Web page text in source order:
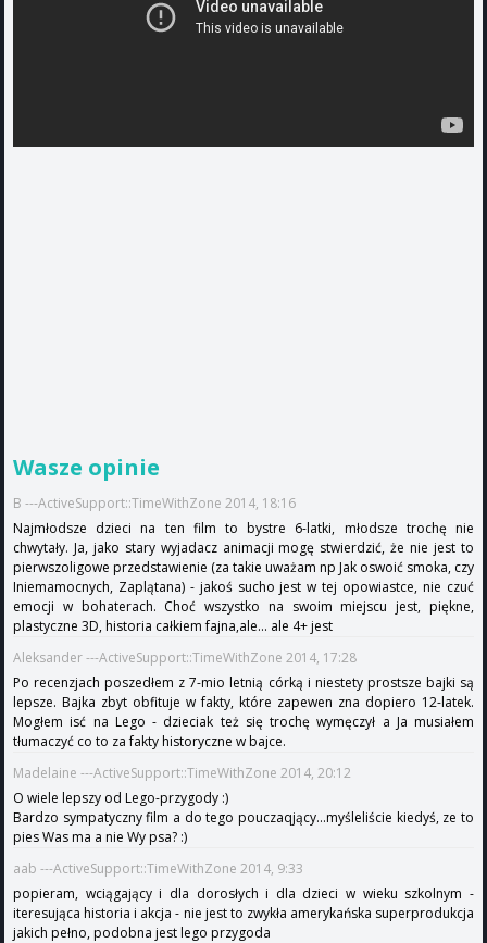
Wasze opinie
B ---ActiveSupport::TimeWithZone 2014, 18:16
Najmłodsze dzieci na ten film to bystre 6-latki, młodsze trochę nie
chwytały. Ja, jako stary wyjadacz animacji mogę stwierdzić, że nie jest to
pierwszoligowe przedstawienie (za takie uważam np Jak oswoić smoka, czy
Iniemamocnych, Zaplątana) - jakoś sucho jest w tej opowiastce, nie czuć
emocji w bohaterach. Choć wszystko na swoim miejscu jest, piękne,
plastyczne 3D, historia całkiem fajna,ale... ale 4+ jest
Aleksander ---ActiveSupport::TimeWithZone 2014, 17:28
Po recenzjach poszedłem z 7-mio letnią córką i niestety prostsze bajki są
lepsze. Bajka zbyt obfituje w fakty, które zapewen zna dopiero 12-latek.
Mogłem isć na Lego - dzieciak też się trochę wymęczył a Ja musiałem
tłumaczyć co to za fakty historyczne w bajce.
Madelaine ---ActiveSupport::TimeWithZone 2014, 20:12
O wiele lepszy od Lego-przygody :)
Bardzo sympatyczny film a do tego pouczaqjący...myśleliście kiedyś, ze to
pies Was ma a nie Wy psa? :)
aab ---ActiveSupport::TimeWithZone 2014, 9:33
popieram, wciągający i dla dorosłych i dla dzieci w wieku szkolnym -
iteresująca historia i akcja - nie jest to zwykła amerykańska superprodukcja
jakich pełno, podobna jest lego przygoda